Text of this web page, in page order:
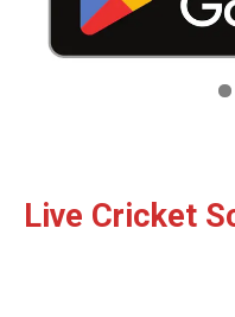
Live Cricket